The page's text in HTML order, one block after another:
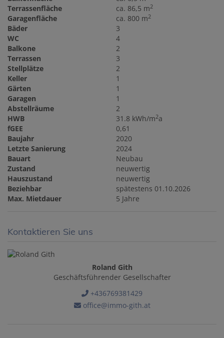
Terrassenfläche ca. 86,5 m2
Garagenfläche ca. 800 m2
Bäder
3
WC
4
Balkone
2
Terrassen
3
Stellplätze
2
Keller
1
Gärten
1
Garagen
1
Abstellräume
2
HWB
31.8 kWh/m2a
fGEE
0,61
Baujahr
2020
Letzte Sanierung
2024
Bauart
Neubau
Zustand
neuwertig
Hauszustand
neuwertig
Beziehbar
spätestens 01.10.2026
Max. Mietdauer
5 Jahre
Kontaktieren Sie uns
Roland Gith
Geschäftsführender Gesellschafter
+436769381429
office@immo-gith.at